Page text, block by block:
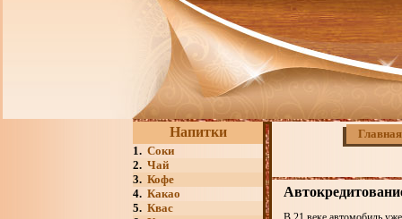
Напитки
1. Соки
2. Чай
3. Кофе
4. Какао
5. Квас
Главная